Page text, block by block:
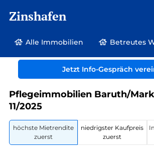
Zinshafen
Alle Immobilien Betreutes
Jetzt Info-Gespräch
Betreutes Wohnen und Pflegeimmobilien
Pflegeimmobilien Baruth/
11/2025
höchste Mietrendite
zuerst
niedrigster Kaufpreis
zuerst